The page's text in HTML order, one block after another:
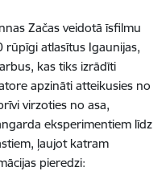
Začas veidotā īsfilmu
atlasītus Igaunijas,
kas tiks izrādīti
apzināti atteikusies no
virzoties no asa,
eksperimentiem līdz
ļaujot katram
pieredzi: